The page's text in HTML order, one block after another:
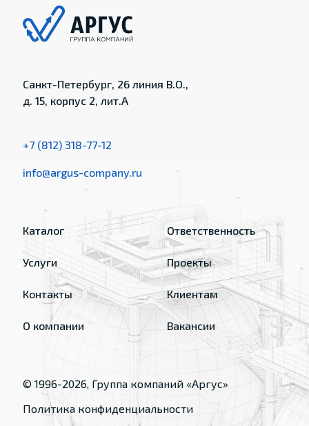
Санкт-Петербург, 26 линия В.О.,
д. 15, корпус 2, лит.А
+7 (812) 318-77-12
info@argus-company.ru
Каталог
Услуги
Контакты
О компании
Ответственность
Проекты
Клиентам
Вакансии
© 1996-2026, Группа компаний «Аргус»
Политика конфиденциальности